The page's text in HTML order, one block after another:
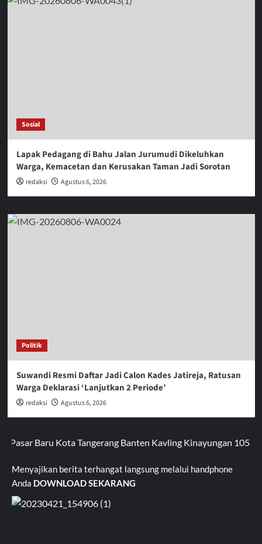
Sosial
Lapak Pedagang di Bahu Jalan Jurumudi Dikeluhkan
Warga, Kemacetan dan Kerusakan Taman Jadi Sorotan
redaksi Agustus 6, 2026
Politik
Suwandi Resmi Daftar Jadi Calon Kades Jatireja, Ratusan
Warga Deklarasi ‘Lanjutkan 2 Periode’
redaksi Agustus 6, 2026
Baru Kota Tangerang Banten Kavling Kinayungan 105.
Menyajikan berita terhangat langsung melalui handphone
Anda DOWNLOAD SEKARANG